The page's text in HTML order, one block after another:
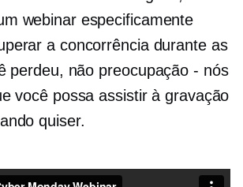
webinar especificamente
a concorrência durante as
perdeu, não preocupação - nós
você possa assistir à gravação
quiser.